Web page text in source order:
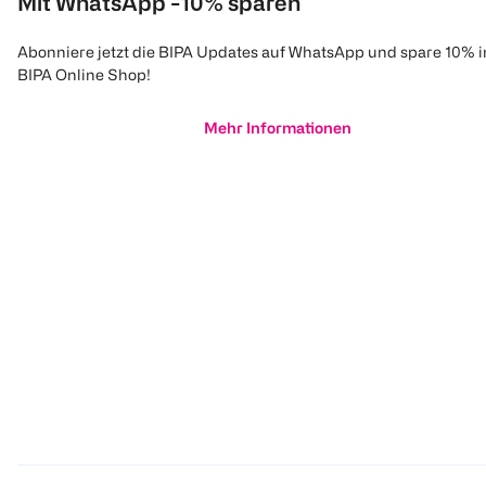
Abonniere jetzt die BIPA Updates auf WhatsApp und spare 10%
BIPA Online Shop!
Mehr Informationen